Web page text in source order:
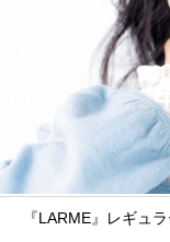
『LARME』レギュ